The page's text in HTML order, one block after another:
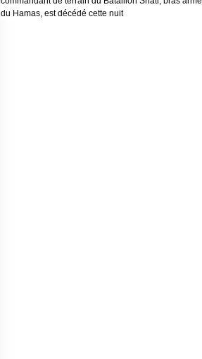
du Hamas, est décédé cette nuit